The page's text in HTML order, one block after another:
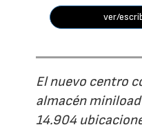
ver/
El nuevo centro
almacén
14.904